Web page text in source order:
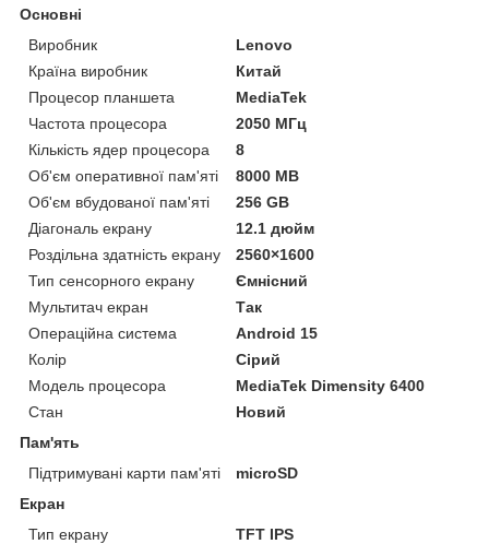
Основні
Виробник
Lenovo
Країна виробник
Китай
Процесор планшета
MediaTek
Частота процесора
2050 МГц
Кількість ядер процесора
8
Об'єм оперативної пам'яті
8000 MB
Об'єм вбудованої пам'яті
256 GB
Діагональ екрану
12.1 дюйм
Роздільна здатність екрану
2560×1600
Тип сенсорного екрану
Ємнісний
Мультитач екран
Так
Операційна система
Android 15
Колір
Сірий
Модель процесора
MediaTek Dimensity 6400
Стан
Новий
Пам'ять
Підтримувані карти пам'яті
microSD
Екран
Тип екрану
TFT IPS